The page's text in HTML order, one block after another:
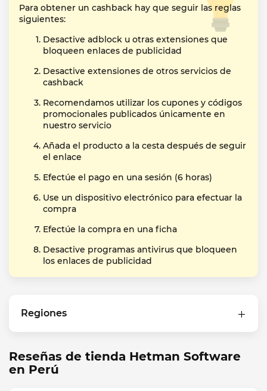
Para obtener un cashback hay que seguir las reglas
siguientes:
Desactive adblock u otras extensiones que
bloqueen enlaces de publicidad
Desactive extensiones de otros servicios de
cashback
Recomendamos utilizar los cupones y códigos
promocionales publicados únicamente en
nuestro servicio
Añada el producto a la cesta después de seguir
el enlace
Efectúe el pago en una sesión (6 horas)
Use un dispositivo electrónico para efectuar la
compra
Efectúe la compra en una ficha
Desactive programas antivirus que bloqueen
los enlaces de publicidad
Regiones
Reseñas de tienda Hetman Software
en Perú